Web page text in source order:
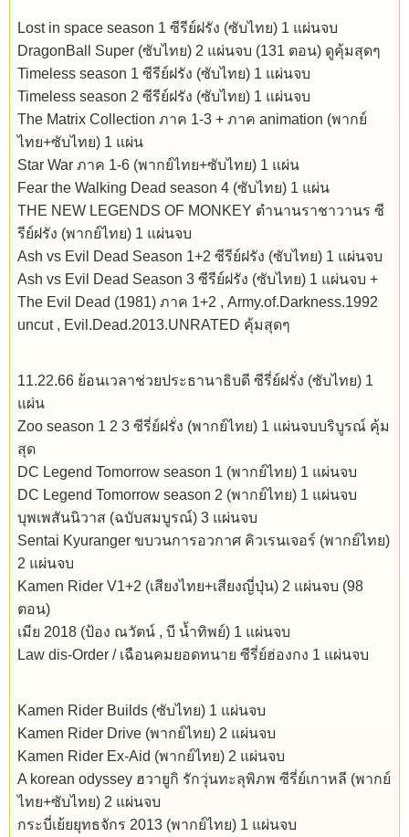
Lost in space season 1 ซีรีย์ฝรัง (ซับไทย) 1 แผ่นจบ
DragonBall Super (ซับไทย) 2 แผ่นจบ (131 ตอน) ดูคุ้มสุดๆ
Timeless season 1 ซีรีย์ฝรัง (ซับไทย) 1 แผ่นจบ
Timeless season 2 ซีรีย์ฝรัง (ซับไทย) 1 แผ่นจบ
The Matrix Collection ภาค 1-3 + ภาค animation (พากย์
ไทย+ซับไทย) 1 แผ่น
Star War ภาค 1-6 (พากย์ไทย+ซับไทย) 1 แผ่น
Fear the Walking Dead season 4 (ซับไทย) 1 แผ่น
THE NEW LEGENDS OF MONKEY ตำนานราชาวานร ซี
รีย์ฝรัง (พากย์ไทย) 1 แผ่นจบ
Ash vs Evil Dead Season 1+2 ซีรีย์ฝรัง (ซับไทย) 1 แผ่นจบ
Ash vs Evil Dead Season 3 ซีรีย์ฝรัง (ซับไทย) 1 แผ่นจบ +
The Evil Dead (1981) ภาค 1+2 , Army.of.Darkness.1992
uncut , Evil.Dead.2013.UNRATED คุ้มสุดๆ
11.22.66 ย้อนเวลาช่วยประธานาธิบดี ซีรี่ย์ฝรั่ง (ซับไทย) 1
แผ่น
Zoo season 1 2 3 ซีรี่ย์ฝรั่ง (พากย์ไทย) 1 แผ่นจบบริบูรณ์ คุ้ม
สุด
DC Legend Tomorrow season 1 (พากย์ไทย) 1 แผ่นจบ
DC Legend Tomorrow season 2 (พากย์ไทย) 1 แผ่นจบ
บุพเพสันนิวาส (ฉบับสมบูรณ์) 3 แผ่นจบ
Sentai Kyuranger ขบวนการอวกาศ คิวเรนเจอร์ (พากย์ไทย)
2 แผ่นจบ
Kamen Rider V1+2 (เสียงไทย+เสียงญี่ปุ่น) 2 แผ่นจบ (98
ตอน)
เมีย 2018 (ป้อง ณวัตน์ , บี น้ำทิพย์) 1 แผ่นจบ
Law dis-Order / เฉือนคมยอดทนาย ซีรี่ย์ฮ่องกง 1 แผ่นจบ
Kamen Rider Builds (ซับไทย) 1 แผ่นจบ
Kamen Rider Drive (พากย์ไทย) 2 แผ่นจบ
Kamen Rider Ex-Aid (พากย์ไทย) 2 แผ่นจบ
A korean odyssey ฮวายูกิ รักวุ่นทะลุพิภพ ซีรี่ย์เกาหลี (พากย์
ไทย+ซับไทย) 2 แผ่นจบ
กระบี่เย้ยยุทธจักร 2013 (พากย์ไทย) 1 แผ่นจบ